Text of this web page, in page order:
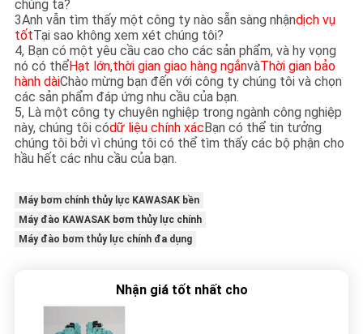
chúng ta?
3Anh vẫn tìm thấy một công ty nào sẵn sàng nhậndịch vụ
tốtTại sao không xem xét chúng tôi?
4, Bạn có một yêu cầu cao cho các sản phẩm, và hy vọng
nó có thểHạt lớn,thời gian giao hàng ngắnvàThời gian bảo
hành dàiChào mừng bạn đến với công ty chúng tôi và chọn
các sản phẩm đáp ứng nhu cầu của bạn.
5, Là một công ty chuyên nghiệp trong ngành công nghiệp
này, chúng tôi códữ liệu chính xác Bạn có thể tin tưởng
chúng tôi bởi vì chúng tôi có thể tìm thấy các bộ phận cho
hầu hết các nhu cầu của bạn.
Máy bơm chính thủy lực KAWASAK bền
Máy đào KAWASAK bơm thủy lực chính
Máy đào bơm thủy lực chính đa dụng
Nhận giá tốt nhất cho